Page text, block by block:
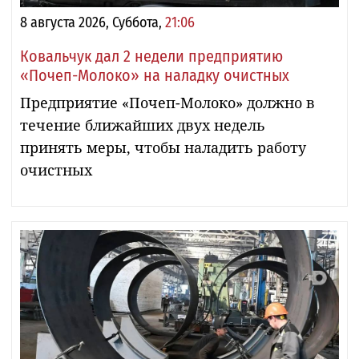
8 августа 2026, Суббота, 21:06
Ковальчук дал 2 недели предприятию
«Почеп-Молоко» на наладку очистных
Предприятие «Почеп-Молоко» должно в
течение ближайших двух недель
принять меры, чтобы наладить работу
очистных